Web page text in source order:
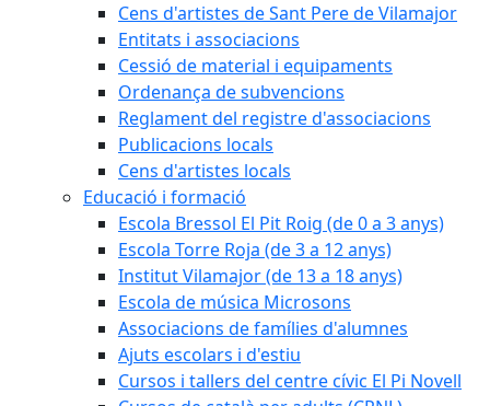
Cens d'artistes de Sant Pere de Vilamajor
Entitats i associacions
Cessió de material i equipaments
Ordenança de subvencions
Reglament del registre d'associacions
Publicacions locals
Cens d'artistes locals
Educació i formació
Escola Bressol El Pit Roig (de 0 a 3 anys)
Escola Torre Roja (de 3 a 12 anys)
Institut Vilamajor (de 13 a 18 anys)
Escola de música Microsons
Associacions de famílies d'alumnes
Ajuts escolars i d'estiu
Cursos i tallers del centre cívic El Pi Novell